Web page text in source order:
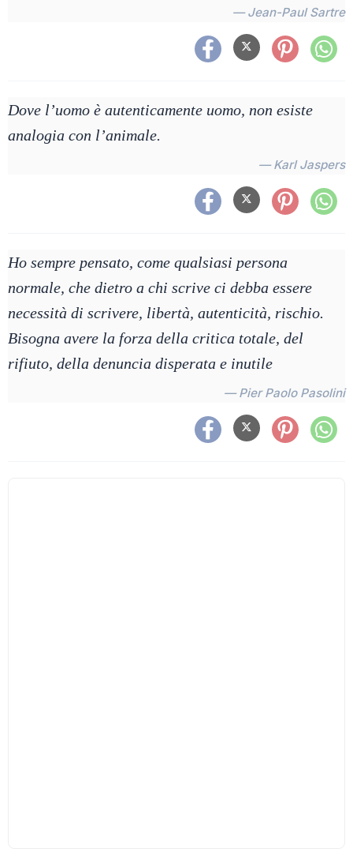
— Jean-Paul Sartre
Dove l’uomo è autenticamente uomo, non esiste
analogia con l’animale.
— Karl Jaspers
Ho sempre pensato, come qualsiasi persona
normale, che dietro a chi scrive ci debba essere
necessità di scrivere, libertà, autenticità, rischio.
Bisogna avere la forza della critica totale, del
rifiuto, della denuncia disperata e inutile
— Pier Paolo Pasolini